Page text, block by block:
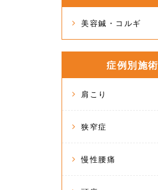
美容鍼・コルギ
症例別施術
肩こり
狭窄症
慢性腰痛